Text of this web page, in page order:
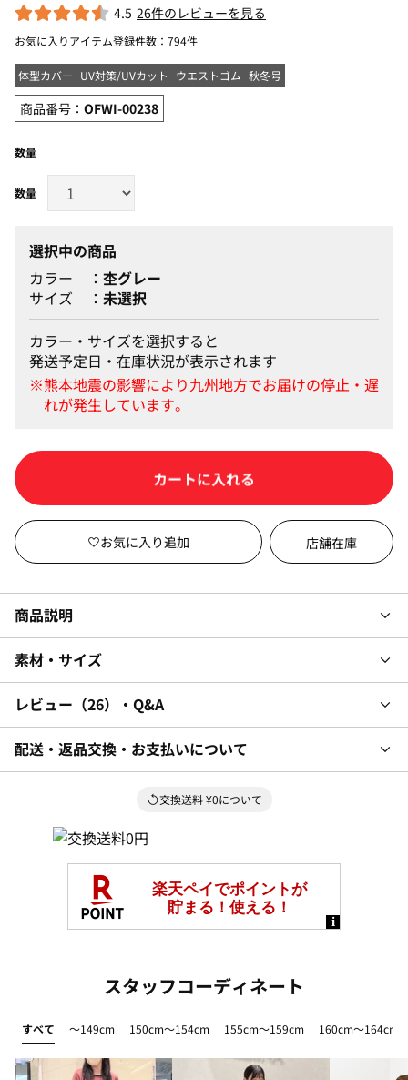
4.5 26件のレビューを見る
お気に入りアイテム登録件数： 794件
体型カバー UV対策/UVカット ウエストゴム 秋冬号
商品番号： OFWI-00238
数量
選択中の商品
カラー
杢グレー
サイズ
未選択
カラー・サイズを選択すると
発送予定日・在庫状況が表示されます
カートに入れる
店舗在庫
商品説明
素材・サイズ
レビュー 26 ・Q&A
配送・返品交換・お支払いについて
交換送料 ¥0について
スタッフコーディネート
すべて ～149cm 150cm～154cm 155cm～159cm 160cm～164cm